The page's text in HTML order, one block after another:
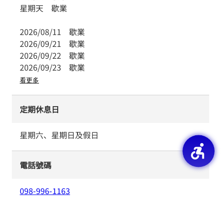
星期天 歇業
2026/08/11 歇業
2026/09/21 歇業
2026/09/22 歇業
2026/09/23 歇業
看更多
定期休息日
星期六、星期日及假日
電話號碼
098-996-1163